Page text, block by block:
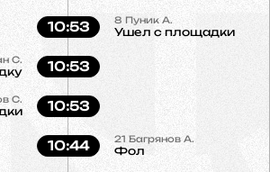
8 Пуник А.
Ушел с площадки
10:53
С. 10:53
С. 10:53
21 Багрянов А.
Фол
10:44